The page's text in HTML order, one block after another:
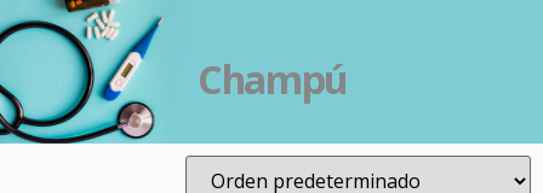
Champú